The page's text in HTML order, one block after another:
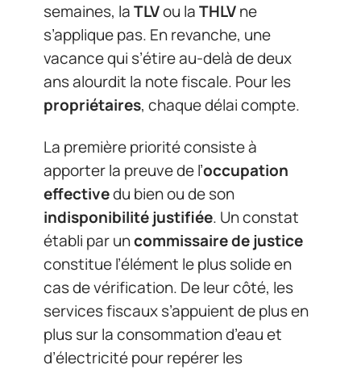
semaines, laTLVou laTHLVne
s’applique pas. En revanche, une
vacance qui s’étire au-delà de deux
ans alourdit la note fiscale. Pour les
propriétaires, chaque délai compte.
La première priorité consiste à
apporter la preuve de l’occupation
effectivedu bien ou de son
indisponibilité justifiée. Un constat
établi par uncommissaire de justice
constitue l’élément le plus solide en
cas de vérification. De leur côté, les
services fiscaux s’appuient de plus en
plus sur la consommation d’eau et
d’électricité pour repérer les